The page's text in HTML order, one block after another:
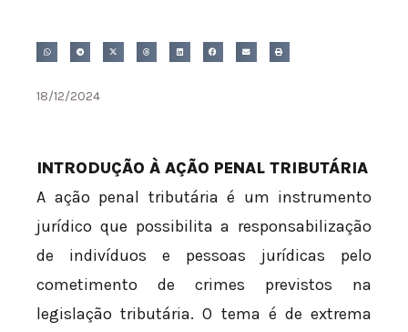
18/12/2024
INTRODUÇÃO À AÇÃO PENAL TRIBUTÁRIA
A ação penal tributária é um instrumento
jurídico que possibilita a responsabilização
de indivíduos e pessoas jurídicas pelo
cometimento de crimes previstos na
legislação tributária. O tema é de extrema